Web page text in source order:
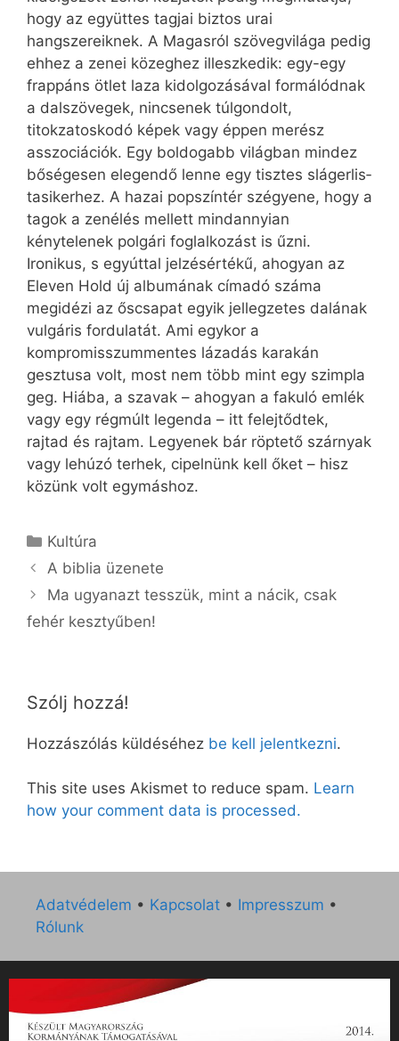
hogy az együttes tagjai biztos urai
hangszereiknek. A Magasról szövegvilága pedig
ehhez a zenei közeghez illeszkedik: egy-egy
frappáns ötlet laza kidolgozásával formálódnak
a dalszövegek, nincsenek túlgondolt,
titokzatoskodó képek vagy éppen merész
asszociációk. Egy boldogabb világban mindez
bőségesen elegendő lenne egy tisztes sláger­lis­
ta­sikerhez. A hazai popszíntér szégyene, hogy a
tagok a zenélés mellett mindannyian
kénytelenek polgári foglalkozást is űzni.
Ironikus, s egyúttal jelzésértékű, ahogyan az
Eleven Hold új albumának címadó száma
megidézi az őscsapat egyik jellegzetes dalának
vulgáris fordulatát. Ami egykor a
kompromisszummentes lázadás karakán
gesztusa volt, most nem több mint egy szimpla
geg. Hiába, a szavak – ahogyan a fakuló emlék
vagy egy régmúlt legenda – itt felejtődtek,
rajtad és rajtam. Legyenek bár röptető szárnyak
vagy lehúzó terhek, cipelnünk kell őket – hisz
közünk volt egymáshoz.
Kategória
Kultúra
A biblia üzenete
Ma ugyanazt tesszük, mint a nácik, csak
fehér kesztyűben!
Szólj hozzá!
Hozzászólás küldéséhez be kell jelentkezni.
This site uses Akismet to reduce spam. Learn
how your comment data is processed.
Adatvédelem • Kapcsolat • Impresszum •
Rólunk